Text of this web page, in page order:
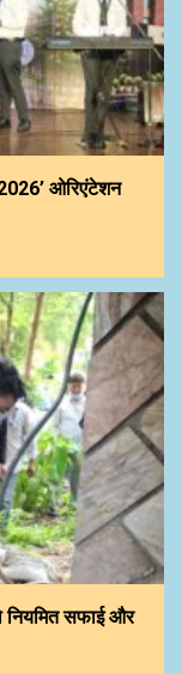
2026’ ओरिएंटेशन
नियमित सफाई और